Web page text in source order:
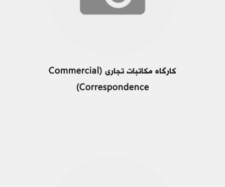
کارگاه مکاتبات تجاری (Commercial
Correspondence)